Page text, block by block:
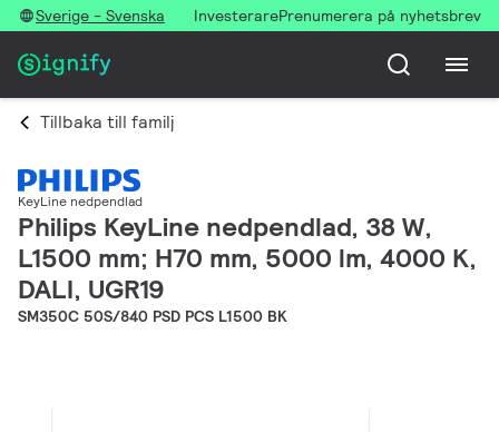
Sverige - Svenska InvesterarePrenumerera på nyhetsbrev
Tillbaka till familj
KeyLine nedpendlad
Philips KeyLine nedpendlad, 38 W,
L1500 mm; H70 mm, 5000 lm, 4000 K,
DALI, UGR19
SM350C 50S/840 PSD PCS L1500 BK